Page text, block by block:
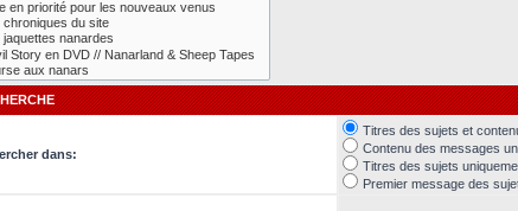
dans:
Titres des sujets et
Contenu des messages
Titres des sujets
Premier message des